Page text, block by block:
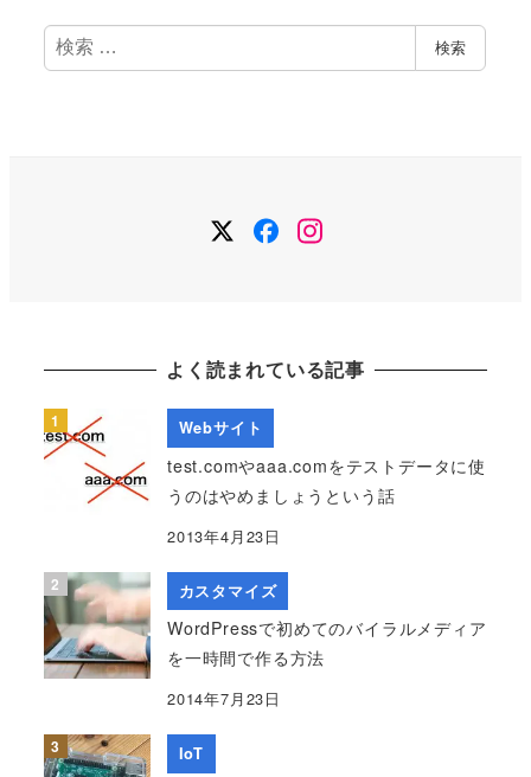
ブ
検
索
検索
Twitter
Facebook
Instagram
よく読まれている記事
Webサイト
test.comやaaa.comをテストデータに使
うのはやめましょうという話
2013年4月23日
カスタマイズ
WordPressで初めてのバイラルメディア
を一時間で作る方法
2014年7月23日
IoT